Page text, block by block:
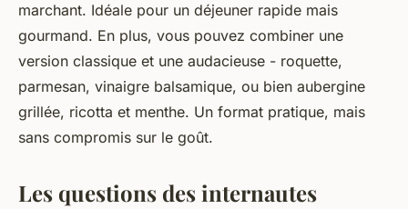
marchant. Idéale pour un déjeuner rapide mais
gourmand. En plus, vous pouvez combiner une
version classique et une audacieuse - roquette,
parmesan, vinaigre balsamique, ou bien aubergine
grillée, ricotta et menthe. Un format pratique, mais
sans compromis sur le goût.
Les questions des internautes